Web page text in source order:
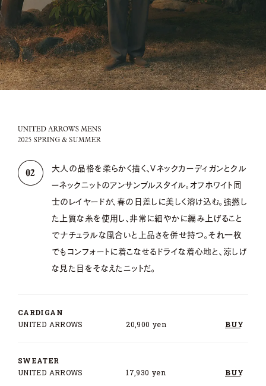
大人の品格を柔らかく描く、Vネックカーディガンとクル
ーネックニットのアンサンブルスタイル。オフホワイト同
士のレイヤードが、春の日差しに美しく溶け込む。強撚し
た上質な糸を使用し、非常に細やかに編み上げること
でナチュラルな風合いと上品さを併せ持つ。それ一枚
でもコンフォートに着こなせるドライな着心地と、涼しげ
な見た目をそなえたニットだ。
CARDIGAN
UNITED ARROWS
20,900 yen BUY
SWEATER
UNITED ARROWS
17,930 yen BUY